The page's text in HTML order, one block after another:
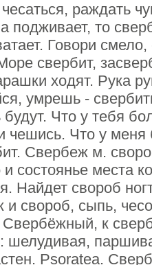
раждать
подживает, то
Говори
свербит,
ходят. Рука
умрешь -
Что у тебя
чешись. Что у меня
Свербеж м.
и состоянье места
Найдет свороб
свороб, сыпь,
Свербёжный, к
шелудивая,
Psoratea.